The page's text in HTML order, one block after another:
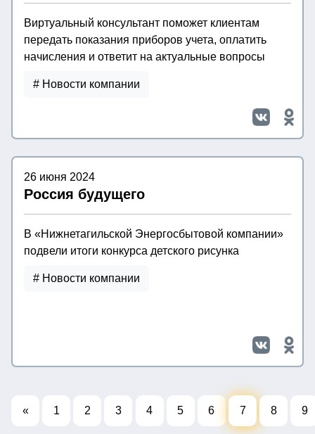
Виртуальный консультант поможет клиентам
передать показания приборов учета, оплатить
начисления и ответит на актуальные вопросы
# Новости компании
26 июня 2024
Россия будущего
В «Нижнетагильской Энергосбытовой компании»
подвели итоги конкурса детского рисунка
# Новости компании
« 1 2 3 4 5 6 7 8 9